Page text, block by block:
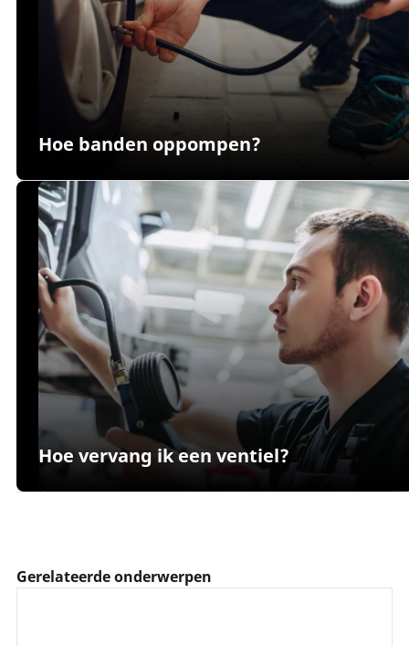
Hoe banden oppompen?
Hoe vervang ik een ventiel?
Gerelateerde onderwerpen